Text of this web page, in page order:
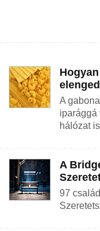
A
iparággá
hálózat
A
97